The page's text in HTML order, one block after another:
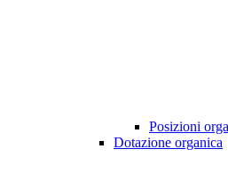
Posizioni
Dotazione organica